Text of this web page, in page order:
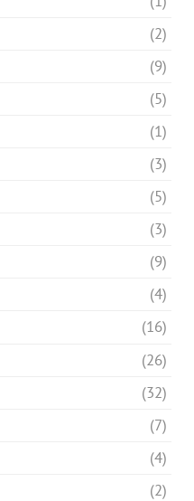
(2)
(9)
(5)
(1)
(3)
(5)
(3)
(9)
(4)
(16)
(26)
(32)
(7)
(4)
(2)